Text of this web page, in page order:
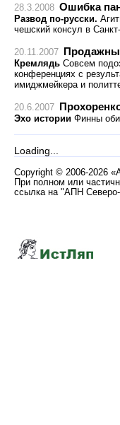
28.3.2008 Ошибка
Развод по-русски.
чешский консул в
20.11.2007
Кремлядь Совсем
конференциях с
имиджмейкера и
20.6.2007
Эхо истории Финны
Loading...
Copyright © 2006-2026
При полном или
ссылка на "АПН